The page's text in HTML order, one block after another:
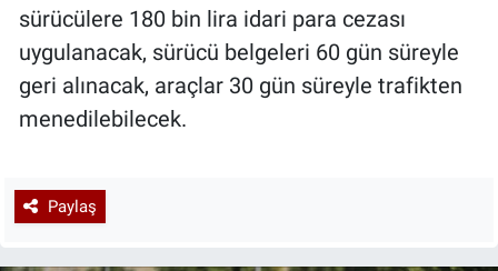
sürücülere 180 bin lira idari para cezası
uygulanacak, sürücü belgeleri 60 gün süreyle
geri alınacak, araçlar 30 gün süreyle trafikten
menedilebilecek.
Paylaş